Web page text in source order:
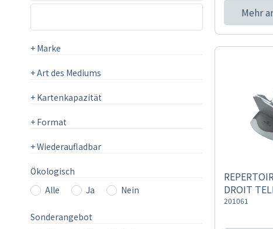
+ Marke
+Art des Mediums
+ Kartenkapazität
+ Format
+Wiederaufladbar
Ökologisch
Alle
Ja Nein
Sonderangebot
Mehr
DROIT
201061